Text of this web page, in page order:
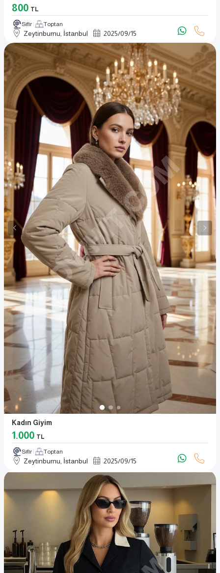
800 TL
Sıfır Toptan
Zeytinburnu, İstanbul 2025/09/15
Kadın Giyim
1.000 TL
Sıfır Toptan
Zeytinburnu, İstanbul 2025/09/15